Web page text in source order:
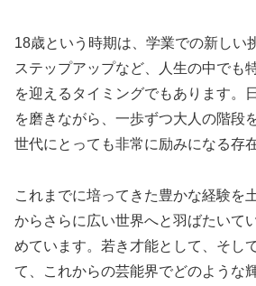
18歳という時期は、学業での新しい
ステップアップなど、人生の中でも
を迎えるタイミングでもあります。
を磨きながら、一歩ずつ大人の階段
世代にとっても非常に励みになる存
これまでに培ってきた豊かな経験を
からさらに広い世界へと羽ばたいて
めています。若き才能として、そし
て、これからの芸能界でどのような